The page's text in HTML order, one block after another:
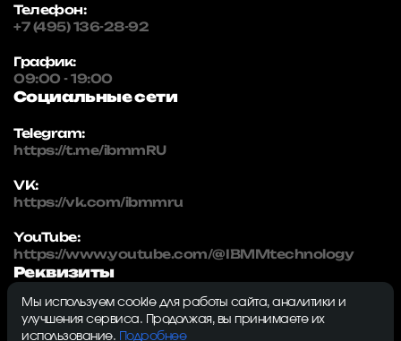
Телефон:
+7 (495) 136-28-92
График:
09:00 - 19:00
Социальные сети
Telegram:
https://t.me/ibmmRU
VK:
https://vk.com/ibmmru
YouTube:
https://www.youtube.com/@IBMMtechnology
Реквизиты
IBMM | technology
ИНН: 5032334982
Мы используем cookie для работы сайта, аналитики и
улучшения сервиса. Продолжая, вы принимаете их
использование.
Подробнее